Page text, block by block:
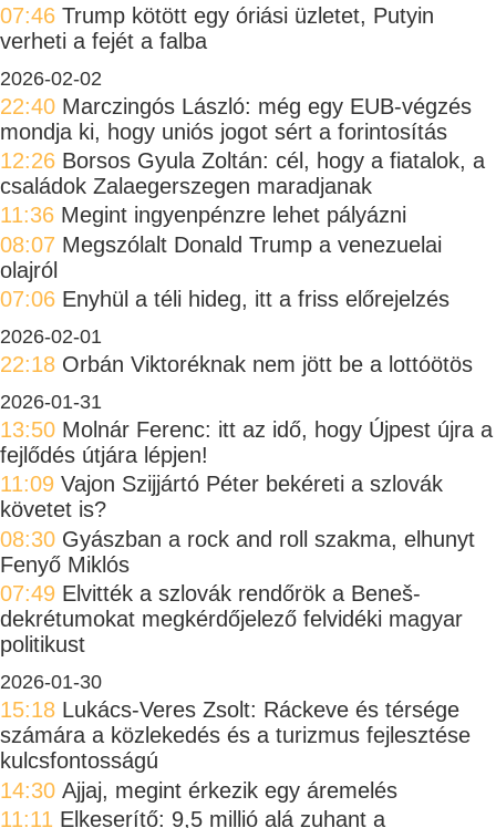
07:46 Trump kötött egy óriási üzletet, Putyin
verheti a fejét a falba
2026-02-02
22:40 Marczingós László: még egy EUB-végzés
mondja ki, hogy uniós jogot sért a forintosítás
12:26 Borsos Gyula Zoltán: cél, hogy a fiatalok, a
családok Zalaegerszegen maradjanak
11:36 Megint ingyenpénzre lehet pályázni
08:07 Megszólalt Donald Trump a venezuelai
olajról
07:06 Enyhül a téli hideg, itt a friss előrejelzés
2026-02-01
22:18 Orbán Viktoréknak nem jött be a lottóötös
2026-01-31
13:50 Molnár Ferenc: itt az idő, hogy Újpest újra a
fejlődés útjára lépjen!
11:09 Vajon Szijjártó Péter bekéreti a szlovák
követet is?
08:30 Gyászban a rock and roll szakma, elhunyt
Fenyő Miklós
07:49 Elvitték a szlovák rendőrök a Beneš-
dekrétumokat megkérdőjelező felvidéki magyar
politikust
2026-01-30
15:18 Lukács-Veres Zsolt: Ráckeve és térsége
számára a közlekedés és a turizmus fejlesztése
kulcsfontosságú
14:30 Ajjaj, megint érkezik egy áremelés
11:11 Elkeserítő: 9,5 millió alá zuhant a